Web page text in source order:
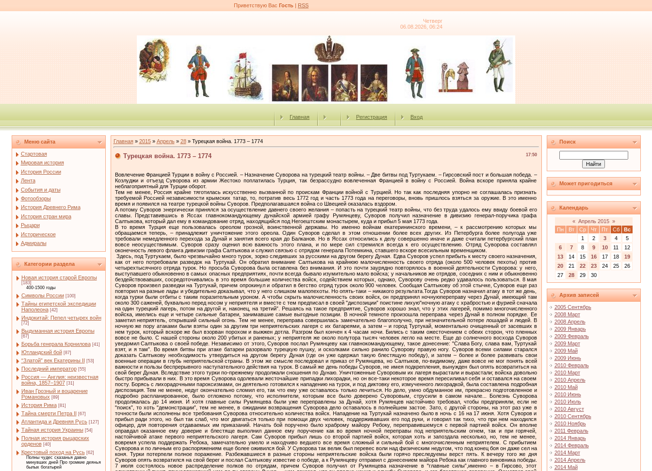
Приветствую Вас Гость | RSS
Четверг
06.08.2026, 06:24
Главная Регистрация Вход
Меню сайта
Стартовая
Мировая история
История России
Лента
События и даты
Фотообзоры
История Древнего Рима
История стран мира
Рыцари
Историческое
Адмиралы
Категории раздела
Новая история старой Европы
[183]
400-1500 годы
Символы России [100]
Тайны египетской экспедиции
Наполеона [42]
Индокитай: Пепел четырех войн
[72]
Выдуманная история Европы
[67]
Борьба генерала Корнилова [41]
Ютландский бой [87]
“Златой” век Екатерины II [53]
Последний император [55]
Россия — Англия: неизвестная
война, 1857–1907 [31]
Иван Грозный и воцарение
Романовых [89]
История Рима [81]
Тайна смерти Петра II [67]
Атлантида и Древняя Русь [127]
Тайная история Украины [54]
Полная история рыцарских
орденов [40]
Крестовый поход на Русь [62]
Полны чудес сказанья давно
минувших дней Про громкие деянья
былых богатырей
Главная» 2015 » Апрель » 28» Турецкая война. 1773 – 1774
17:50
Турецкая война. 1773 – 1774
Вовлечение Францией Турции в войну с Россией. – Назначение Суворова на турецкий театр войны. – Две битвы под Туртукаем. – Гирсовский пост и большая победа. –
Козлуджи и отъезд Суворова из армии Жестоко поплатилась Турция, так безрассудно вовлеченная Францией в войну с Россией. Война вскоре приняла крайне
неблагоприятный для Турции оборот.
Тем не менее, Россия крайне тяготилась искусственно вызванной по проискам Франции войной с Турцией. Но так как последняя упорно не соглашалась признать
требуемой Россией независимости крымских татар, то, потратив весь 1772 год и часть 1773 года на переговоры, вновь пришлось взяться за оружие. В это именно
время и появился на театре турецкой войны Суворов. Предполагавшаяся война со Швецией оказалась вздором.
А потому Суворов энергически принялся за осуществление давнего своего желания – попасть на турецкий театр войны, что без труда удалось ему ввиду боевой его
славы. Представившись в Яссах главнокомандующему дунайской армией графу Румянцеву, Суворов получил назначение в дивизию генерал-поручика графа
Салтыкова, который дал ему в командование отряд, находящийся под Негоештским монастырем, куда и прибыл 5 мая 1773 года.
В то время Турция еще пользовалась ореолом грозной, воинственной державы. Но именно войнам екатерининского времени, – к рассмотрению которых мы
обращаемся теперь, – принадлежит уничтожение этого ореола. Один Суворов сделал в этом отношении более всех других. Из Петербурга более полугода уже
требовали немедленного перехода за Дунай и занятия всего края до Балканов. Но в Яссах относились к делу совершенно иначе и даже считали петербургский план
вовсе неосуществимым. Суворов сразу оценил всю важность этого плана, и по мере сил стремился всегда к его осуществлению. Отряд Суворова составлял
оконечность левого фланга дивизии графа Салтыкова и служил связью с отрядом генерала Потемкина, ставшего вскоре всесильным временщиком.
Здесь, под Туртукаем, было чрезвычайно много турок, зорко следивших за русскими на другом берегу Дуная. Едва Суворов успел прибыть к месту своего назначения, как от него потребовали разведок на Туртукай. Он обратил внимание Салтыкова на крайнюю малочисленность своего отряда (около 500 человек пехоты) против четырехтысячного отряда турок. Но просьба Суворова была оставлена без внимания. И это почти заурядно повторялось в военной деятельности Суворова: у него, выступавшего обыкновенно в самых опасных предприятиях, почти всегда бывало изумительно мало войска; у начальников же отрядов, соседних с ним и обыкновенно бездействовавших, сосредоточивались в это время большие количества войск, содействием которых, однако, Суворову очень редко удавалось пользоваться. 8 мая Суворов произвел разведки на Туртукай, причем опрокинул и обратил в бегство отряд турок около 900 человек. Сообщая Салтыкову об этой стычке, Суворов еще раз повторил на разные лады и убедительно доказывал, что у него слишком малопехоты. Но опять-таки – никакого результата.Тогда Суворов назначил атаку в тот же день, когда турки были отбиты с таким поразительным уроном. А чтобы скрыть малочисленность своих войск, он предпринял ночнуюпереправу через Дунай, имеющий там около 300 саженей, буквально перед носом у неприятеля и вместе с тем предписал в своей "диспозиции” поистине лихую"ночную атаку с храбростью и фурией сначала на один турецкий лагерь, потом на другой и, наконец, на третий”. Решаясь на такое предприятие, Суворов хорошо знал, что у этих лагерей, помимо многочисленного войска, имелись еще и четыре сильные батареи, занимавшие самые выгодные позиции. В ночной темноте произошла переправа через Дунай в полном порядке. Ее заметил неприятель, открывший сильный огонь. Тем не менее, переправа совершилась замечательно благополучно, при незначительной потере лошадей и людей. В ночную же пору атаками были взяты один за другим три неприятельских лагеря с их батареями, а затем – и город Туртукай, моментально очищенный от засевших в нем турок, который вскоре же был взорван порохом и выжжен дотла. Разгром был кончен к 4 часам ночи. Бились с таким ожесточением с обеих сторон, что пленных вовсе не было. С нашей стороны около 200 убитых и раненых; у неприятеля же около полутора тысяч человек легло на месте. Еще до солнечного восхода Суворов уведомил Салтыкова о своей победе. Независимо от этого, Суворов послал Румянцеву как главнокомандующему, такое донесение: "Слава Богу, слава вам, Туртукай взят, и я там”. Во время битвы при атаке батареи разорвало турецкую пушку, и осколками сильно ранило Суворову правую ногу. Суворов всеми силами старался доказать Салтыкову необходимость утвердиться на другом берегу Дуная (где он уже одержал такую блестящую победу), и затем – более и более развивать свои военные операции в глубь неприятельской страны. В этом же смысле последовал и приказ от Румянцева, но Салтыков, по-видимому, даже вовсе не мог понять всей важности и пользы беспрерывного наступательного действия на турок. В самый же день победы Суворов, не имея подкрепления, вынужден был опять возвратиться на свой берег Дуная. Вследствие этого турки по-прежнему продолжали сношения по Дунаю. Уничтоженные Суворовым их лагеря вырастали и вырастали; войска довольно быстро прибывали в них. В это время Суворова одолевали жесточайшие припадки лихорадки, но он все-таки некоторое время пересиливал себя и оставался на своем посту. Борясь с лихорадочными пароксизмами, он деятельно готовился к нападению на турок, и под диктовку его, измученного лихорадкой, была составлена подробная диспозиция. Тем не менее, недуг окончательно сломил его, так что ему уже оставалось только лечиться. Но дело, умно обдуманное им, прекрасно подготовленное и подробно распланированное, было отложено потому, что исполнители, которым все было доверено Суворовым, струсили в самом начале... Болезнь Суворова продолжалась до 14 июня. И хотя главные силы Румянцева были уже переправлены за Дунай, хотя Румянцев настойчиво требовал, чтобы предприняли, если не "поиск”, то хоть "демонстрации”, тем не менее, в ожидании возвращения Суворова дело оставалось в полнейшем застое. Зато, с другой стороны, на этот раз уже в точности были исполнены все требования Суворова относительно количества войск. Нападение на Туртукай назначено было в ночь с 16 на 17 июня. Хотя Суворов и прибыл ради этого, но был так слаб, что мог двигаться только при помощи двух человек, поддерживавших его под руки, и говорил так тихо, что при нем находился офицер, для повторения отдаваемых им приказаний. Начать бой поручено было храброму майору Ребоку, переправившемуся с первой партией войск. Он вполне оправдал оказанное ему доверие и блестяще выполнил данное ему поручение как во время ночной переправы под неприятельским огнем, так и при горячей, настойчивой атаке первого неприятельского лагеря. Сам Суворов прибыл лишь со второй партией войск, которая хоть и запоздала несколько, но, тем не менее, вовремя успела поддержать Ребока, замечательно умело и находчиво ведшего все время сложный и сильный бой с многочисленным неприятелем. С прибытием Суворова и по личным его распоряжениям еще более оживился бой. У Суворова так велик был перевес воли над физическим недугом, что под конец боя он даже сел на коня. Турки потерпели полное поражение. Разбежавшиеся в разные стороны неприятельские войска были горячо преследуемы верст пять. К вечеру того же дня Суворов опять возвратился на свой берег и послал Салтыкову известие о победе, а к Румянцеву отправил с донесением майора Ребока как главного виновника победы. 7 июля состоялось новое распределение полков по отрядам, причем Суворов получил от Румянцева назначение в "главные силы”,именно – в Гирсово, этот единственный пункт, принадлежавший нам по ту сторону Дуная, – чем доказал, что он вполне ценил и службу Суворова, и его блестящее дарование. Осмотрев свой новый пост, Суворов признал его недостаточно обеспеченным от турецких покушений и энергически принялся за сооружение дополнительных укреплений и исправление крепостных верков1. Еще не успели вполне закончить эту работу, как в ночь на 3 сентября в 20 верстах от Гирсова показалась турецкая конница; утром же турки, значительно усилившись, потеснили передовые посты; а в полдень неприятель был уже на пушечный выстрел от Гирсова. Желая заманить турок как можно ближе, Суворов безусловно запретил стрелять из пушек и даже послал казаков с ложной атакой. Казаки, бросившись на турок, начали затем понемногу отступать; а потом, как бы в паническом страхе от преследования, во всю прыть умчались в поля в разные стороны. Когда поле очистилось от казаков, – турки начали развертывать свои силы и строиться. Суворов с беззаботным видом смотрел на маневрировавшего перед ним неприятеля, как на забаву, ядовито острил, указывая на него своим приближенным, и весело смеялся. А турки шли вперед быстрее и быстрее, наконец стремительно бросились на штурм. Атакующих встретил жестокий картечный огонь. Таким образом, заманив турок к самым стенам крепости, с точностью математического расчета охватил все турецкое полчище общей атакой. Количество войск у Суворова простиралось до 3 тысяч человек, в распоряжении же неприятеля было около 12 тысяч войска. Тем не менее, хотя турки с отчаянием бились за каждую пядь земли, русские все-таки явно уже начали теснить неприятеля по всей линии наступления, и в среде неприятеля проявился наконец такой панический страх, что не отступление только, а самое постыдное бегствосделалось общим. Казаки и конница гнали неприятеля на протяжении 30 верст; казаки же, кроме того, не переставали тревожить его и всю ночь. По распоряжению Румянцева был отслужен благодарственный молебен во всей армии. 5 сентября Румянцев написал Суворову: "За победу, в которой признаю искусство и храбрость предводителя и мужественный подвиг вверенных вам полков, воздайте похвалу и благодарение именем моим всем чинам, трудившимся в сем деле”. Тем не менее, медлительность и бездеятельность Румянцева остались в прежней силе. Суворову нечего было делать в армии, а потому с наступлением зимы он взял отпуск в Москву на короткое время. Там он, совершенно неожиданно для самого себя, женился, что называется, наобум, —и был глубоко несчастливв супружестве. К началу кампании 1774 года он все-таки не опоздал. Жена же осталась в Москве. При распределении Румянцевым войск своей армии Суворову было поручено охранение Гирсова, наблюдение за Силистрией и совокупные действия с отрядом генерала Каменского, давнего недруга Суворова. Хуже этой последней комбинации невозможно даже ничего представить, так как Суворов и Каменский открыто ненавидели друг друга. И эта ошибка главнокомандующего была затем еще усугубленаим. Предоставив им первоначально самостоятельное, совместное решение всего, касающегося их операций (времени, направления, действия совместно или порознь) и пр., Румянцев, после того уже, как они совместно между собой условились "разбить неприятеля в поле”, предписал, "чтобы в спорных вопросах первенство принадлежало Каменскому как старшему”. Таким образом, Суворов был поставлен под начало Каменского. Это не только ошибка, но и несправедливостьв отношении Суворова. Он, в силу своеобразного своего военного дарования, мог действовать и действовать всегда не иначе, как совершенно самостоятельно. Затем, ни о каком "старшинстве” не может быть и речи. Оба они были в чине генерал-поручиков; боевое же прошлое Суворова было неизмеримо выше прошлого Каменского. Для осуществления условленного между ними плана Каменский первым выступил, а затем должен был выступить и Суворов 28 мая. Но он опоздал на два дня, под предлогом несвоевременного прибытия некоторых полков; а затем – пошел не по той дороге, какая была условлена, а по другой, считая ее ближней. Во всяком случае Каменский вовсе не был уведомлен Суворовым, и донес Румянцеву, что Суворов неизвестно где находится и поступает, как независимый от него генерал. С военной точки зрения поступок Суворова "неизвинителен”. Но со стороны здравого смысла и трезвой логики несправед
Поиск
Может пригодиться
Календарь
« Апрель 2015 »
Пн
Вт Ср Чт Пт Сб
Вс
1
2 3 4
5
6
7 8 9 10 11
12
13
14 15 16 17 18
19
20
21 22 23 24 25
26
27
28 29 30
Архив записей
2005 Сентябрь
2008 Март
2008 Апрель
2009 Январь
2009 Февраль
2009 Март
2009 Май
2009 Июнь
2010 Февраль
2010 Март
2010 Апрель
2010 Май
2010 Июнь
2010 Июль
2010 Август
2010 Сентябрь
2010 Ноябрь
2011 Февраль
2014 Январь
2014 Февраль
2014 Март
2014 Апрель
2014 Май